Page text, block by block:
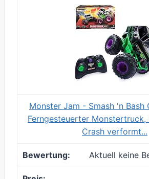
Monster Jam - Smash 'n Bash
Ferngesteuerter Monstertruck,
Crash verformt...
Aktuell keine